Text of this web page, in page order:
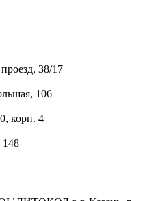
38/17
106
корп. 4
148